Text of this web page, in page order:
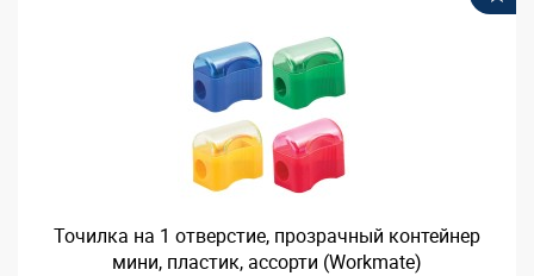
Точилка на 1 отверстие, прозрачный контейнер
мини, пластик, ассорти (Workmate)